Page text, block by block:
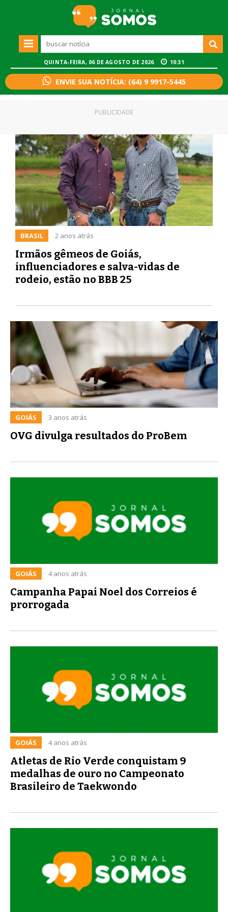
QUINTA-FEIRA, 06 DE AGOSTO DE 2026 10:31
ENVIE SUA NOTÍCIA: (64) 9 9917-5445
BRASIL 2 anos atrás
Irmãos gêmeos de Goiás,
influenciadores e salva-vidas de
rodeio, estão no BBB 25
PUBLICIDADE
GOIÁS 3 anos atrás
OVG divulga resultados do ProBem
GOIÁS 4 anos atrás
Campanha Papai Noel dos Correios é
prorrogada
GOIÁS 4 anos atrás
Atletas de Rio Verde conquistam 9
medalhas de ouro no Campeonato
Brasileiro de Taekwondo